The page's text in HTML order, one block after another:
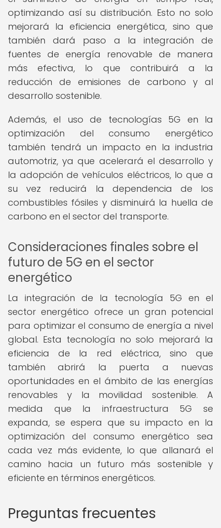
optimizando así su distribución. Esto no solo
mejorará la eficiencia energética, sino que
también dará paso a la integración de
fuentes de energía renovable de manera
más efectiva, lo que contribuirá a la
reducción de emisiones de carbono y al
desarrollo sostenible.
Además, el uso de tecnologías 5G en la
optimización del consumo energético
también tendrá un impacto en la industria
automotriz, ya que acelerará el desarrollo y
la adopción de vehículos eléctricos, lo que a
su vez reducirá la dependencia de los
combustibles fósiles y disminuirá la huella de
carbono en el sector del transporte.
Consideraciones finales sobre el
futuro de 5G en el sector
energético
La integración de la tecnología 5G en el
sector energético ofrece un gran potencial
para optimizar el consumo de energía a nivel
global. Esta tecnología no solo mejorará la
eficiencia de la red eléctrica, sino que
también abrirá la puerta a nuevas
oportunidades en el ámbito de las energías
renovables y la movilidad sostenible. A
medida que la infraestructura 5G se
expanda, se espera que su impacto en la
optimización del consumo energético sea
cada vez más evidente, lo que allanará el
camino hacia un futuro más sostenible y
eficiente en términos energéticos.
Preguntas frecuentes